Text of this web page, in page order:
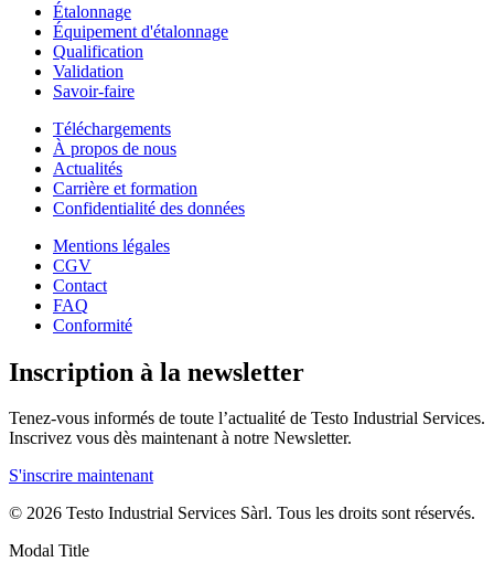
Étalonnage
Équipement d'étalonnage
Qualification
Validation
Savoir-faire
Téléchargements
À propos de nous
Actualités
Carrière et formation
Confidentialité des données
Mentions légales
CGV
Contact
FAQ
Conformité
Inscription à la newsletter
Tenez-vous informés de toute l’actualité de Testo Industrial Services.
Inscrivez vous dès maintenant à notre Newsletter.
S'inscrire maintenant
© 2026 Testo Industrial Services Sàrl. Tous les droits sont réservés.
Modal Title